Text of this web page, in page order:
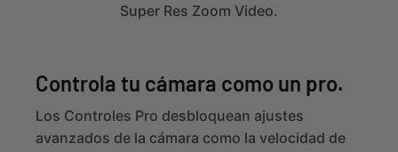
Super Res Zoom Video.
Controla tu cámara como un pro.
Los Controles Pro desbloquean ajustes
avanzados de la cámara como la velocidad de